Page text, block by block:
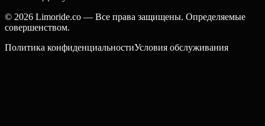
© 2026 Limoride.co — Все права защищены. Определяемые
совершенством.
Политика конфиденциальностиУсловия обслуживания